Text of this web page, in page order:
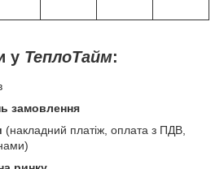
у ТеплоТайм:
замовлення
(накладний платіж, оплата з ПДВ,